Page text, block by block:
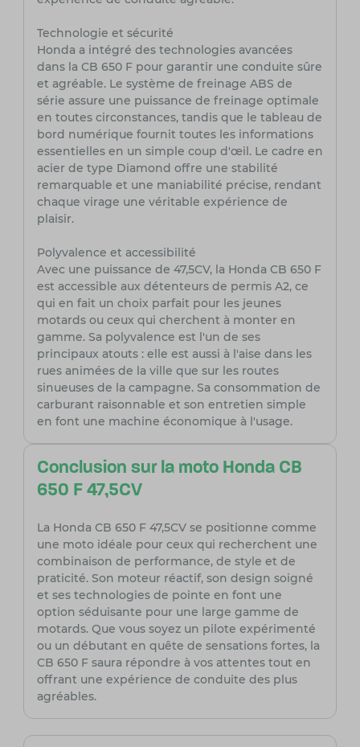
Technologie et sécurité
Honda a intégré des technologies avancées
dans la CB 650 F pour garantir une conduite sûre
et agréable. Le système de freinage ABS de
série assure une puissance de freinage optimale
en toutes circonstances, tandis que le tableau de
bord numérique fournit toutes les informations
essentielles en un simple coup d'œil. Le cadre en
acier de type Diamond offre une stabilité
remarquable et une maniabilité précise, rendant
chaque virage une véritable expérience de
plaisir.
Polyvalence et accessibilité
Avec une puissance de 47,5CV, la Honda CB 650 F
est accessible aux détenteurs de permis A2, ce
qui en fait un choix parfait pour les jeunes
motards ou ceux qui cherchent à monter en
gamme. Sa polyvalence est l'un de ses
principaux atouts : elle est aussi à l'aise dans les
rues animées de la ville que sur les routes
sinueuses de la campagne. Sa consommation de
carburant raisonnable et son entretien simple
en font une machine économique à l'usage.
Conclusion sur la moto Honda CB
650 F 47,5CV
La Honda CB 650 F 47,5CV se positionne comme
une moto idéale pour ceux qui recherchent une
combinaison de performance, de style et de
praticité. Son moteur réactif, son design soigné
et ses technologies de pointe en font une
option séduisante pour une large gamme de
motards. Que vous soyez un pilote expérimenté
ou un débutant en quête de sensations fortes, la
CB 650 F saura répondre à vos attentes tout en
offrant une expérience de conduite des plus
agréables.